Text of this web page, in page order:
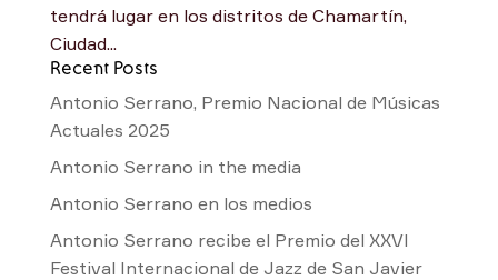
tendrá lugar en los distritos de Chamartín,
Ciudad...
Recent Posts
Antonio Serrano, Premio Nacional de Músicas
Actuales 2025
Antonio Serrano in the media
Antonio Serrano en los medios
Antonio Serrano recibe el Premio del XXVI
Festival Internacional de Jazz de San Javier